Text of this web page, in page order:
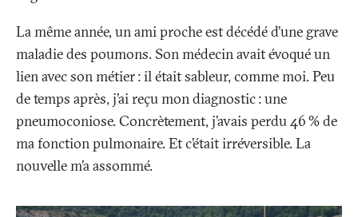
La même année, un ami proche est décédé d’une grave
maladie des poumons. Son médecin avait évoqué un
lien avec son métier: il était sableur, comme moi. Peu
de temps après, j’ai reçu mon diagnostic: une
pneumoconiose. Concrètement, j’avais perdu 46% de
ma fonction pulmonaire. Et c’était irréversible. La
nouvelle m’a assommé.